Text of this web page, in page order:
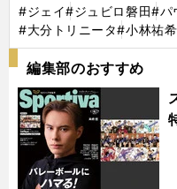
#ジェイ#ジュビロ磐田#パ
#大分トリニータ#小林祐希
編集部のおすすめ